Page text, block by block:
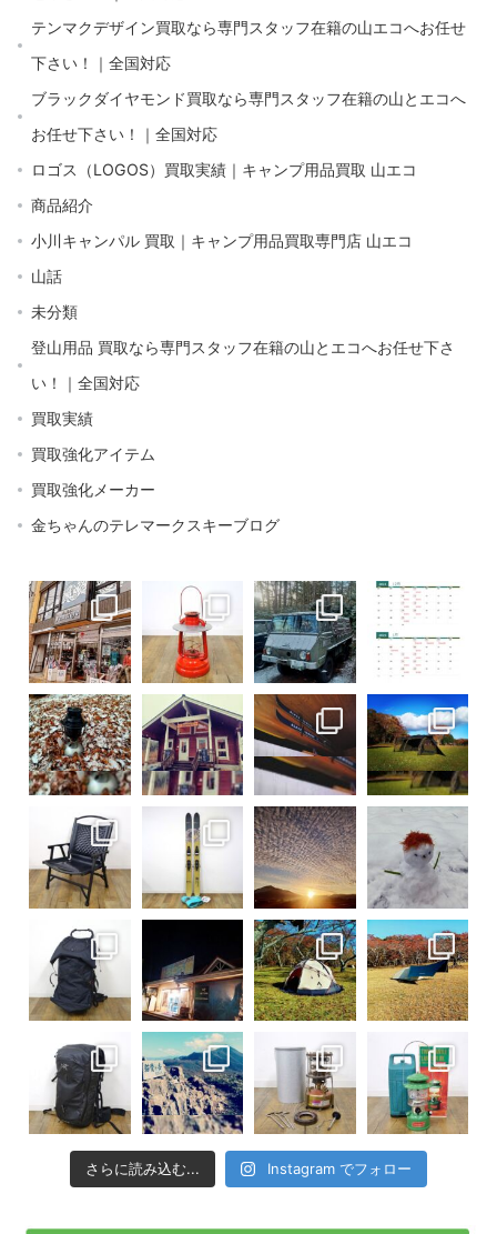
テンマクデザイン買取なら専門スタッフ在籍の山エコへお任せ
下さい！｜全国対応
ブラックダイヤモンド買取なら専門スタッフ在籍の山とエコへ
お任せ下さい！｜全国対応
ロゴス（LOGOS）買取実績｜キャンプ用品買取 山エコ
商品紹介
小川キャンパル 買取｜キャンプ用品買取専門店 山エコ
山話
未分類
登山用品 買取なら専門スタッフ在籍の山とエコへお任せ下さ
い！｜全国対応
買取実績
買取強化アイテム
買取強化メーカー
金ちゃんのテレマークスキーブログ
さらに読み込む... Instagram でフォロー